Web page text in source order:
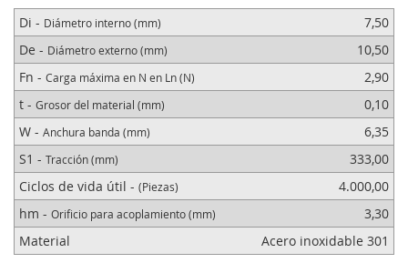
Di - Diámetro interno (mm)
7,50
De - Diámetro externo (mm)
10,50
Fn - Carga máxima en N en Ln (N)
2,90
t - Grosor del material (mm)
0,10
W - Anchura banda (mm)
6,35
S1 - Tracción (mm)
333,00
Ciclos de vida útil - (Piezas)
4.000,00
hm - Orificio para acoplamiento (mm)
3,30
Material
Acero inoxidable 301